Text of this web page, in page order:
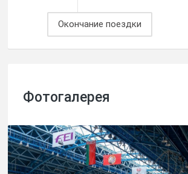
Фотогалерея